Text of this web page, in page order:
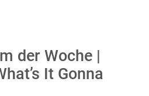
der Woche |
It Gonna